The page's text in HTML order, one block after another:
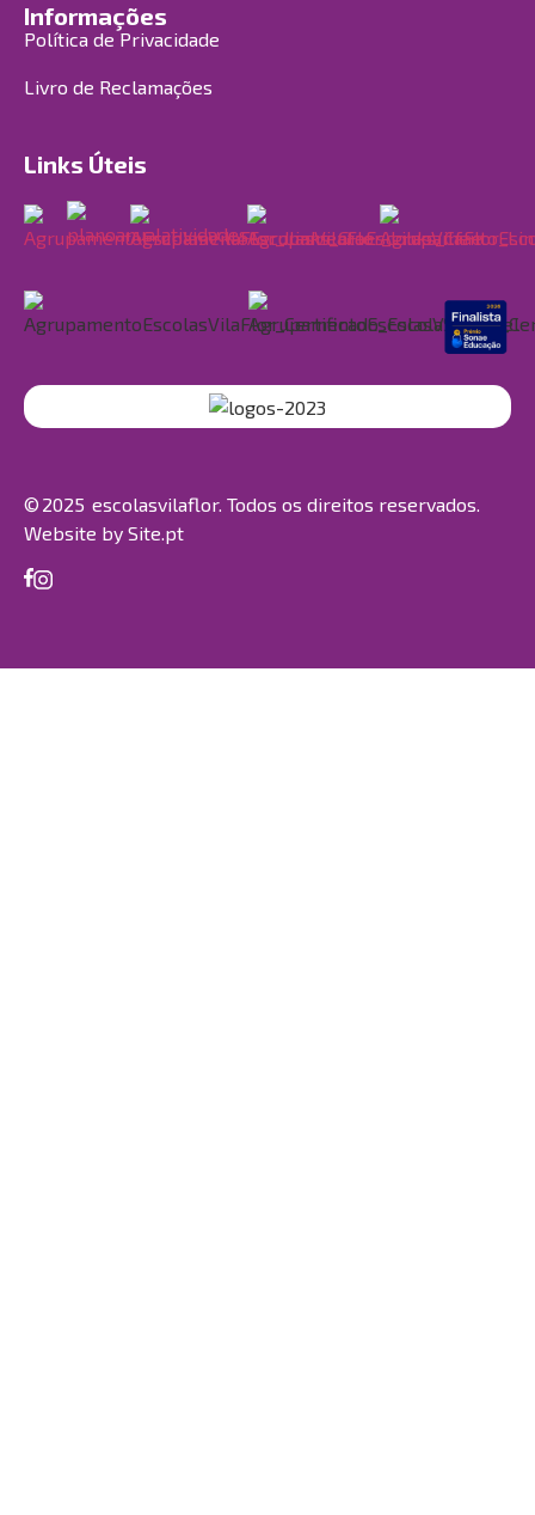
Informações
Política de Privacidade
Livro de Reclamações
Links Úteis
© 2025 escolasvilaflor. Todos os direitos reservados.
Website by Site.pt